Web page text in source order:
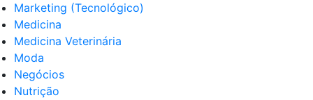
Marketing (Tecnológico)
Medicina
Medicina Veterinária
Moda
Negócios
Nutrição